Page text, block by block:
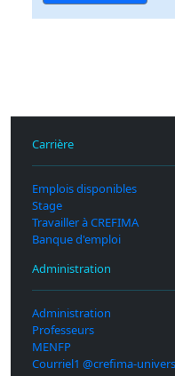
Carrière
Emplois disponibles
Stage
Travailler à CREFIMA
Banque d'emploi
Administration
Administration
Professeurs
MENFP
Courriel1 @crefima-